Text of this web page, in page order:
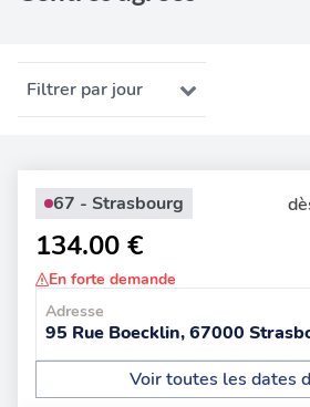
Test Psychotechnique
Test Psychotechnique
Filtrer par jour
67 - Strasbourg
134.00 €
En forte demande
Adresse
95 Rue Boecklin, 67000
Voir toutes les dates